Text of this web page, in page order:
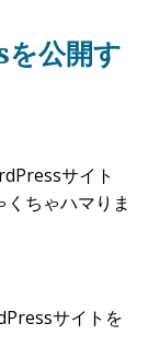
公開す
サイト
ちゃハマりま
サイトを